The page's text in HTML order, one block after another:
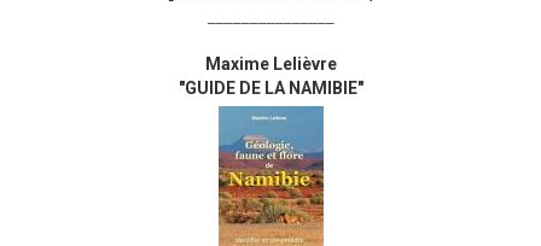
Maxime Lelièvre
"GUIDE DE LA NAMIBIE"